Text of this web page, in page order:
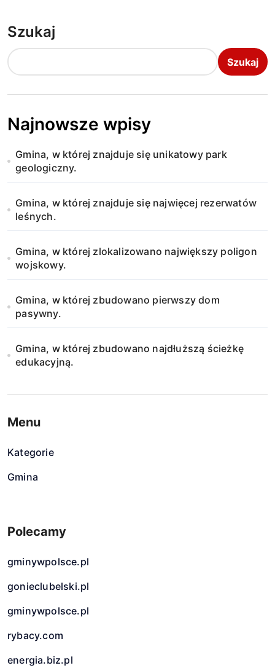
c
j
a
w
p
i
s
u
Szukaj
Szukaj
Najnowsze wpisy
Gmina, w której znajduje się unikatowy park
geologiczny.
Gmina, w której znajduje się najwięcej rezerwatów
leśnych.
Gmina, w której zlokalizowano największy poligon
wojskowy.
Gmina, w której zbudowano pierwszy dom
pasywny.
Gmina, w której zbudowano najdłuższą ścieżkę
edukacyjną.
Menu
Kategorie
Gmina
Polecamy
gminywpolsce.pl
gonieclubelski.pl
gminywpolsce.pl
rybacy.com
energia.biz.pl